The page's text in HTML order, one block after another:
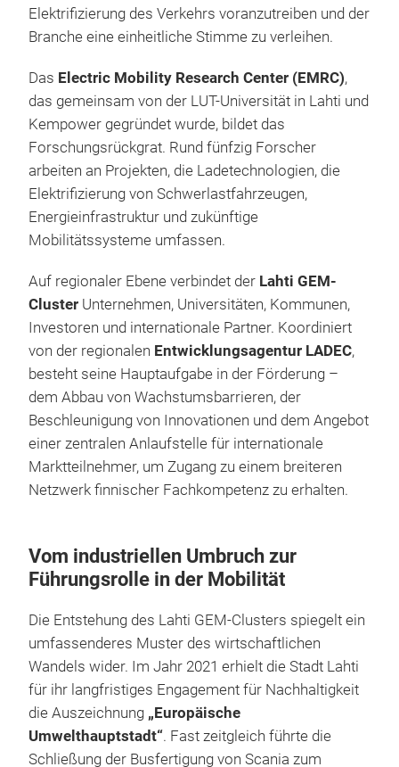
Elektrifizierung des Verkehrs voranzutreiben und der
Branche eine einheitliche Stimme zu verleihen.
Das Electric Mobility Research Center (EMRC),
das gemeinsam von der LUT-Universität in Lahti und
Kempower gegründet wurde, bildet das
Forschungsrückgrat. Rund fünfzig Forscher
arbeiten an Projekten, die Ladetechnologien, die
Elektrifizierung von Schwerlastfahrzeugen,
Energieinfrastruktur und zukünftige
Mobilitätssysteme umfassen.
Auf regionaler Ebene verbindet der Lahti GEM-
Cluster Unternehmen, Universitäten, Kommunen,
Investoren und internationale Partner. Koordiniert
von der regionalen Entwicklungsagentur LADEC,
besteht seine Hauptaufgabe in der Förderung –
dem Abbau von Wachstumsbarrieren, der
Beschleunigung von Innovationen und dem Angebot
einer zentralen Anlaufstelle für internationale
Marktteilnehmer, um Zugang zu einem breiteren
Netzwerk finnischer Fachkompetenz zu erhalten.
Vom industriellen Umbruch zur
Führungsrolle in der Mobilität
Die Entstehung des Lahti GEM-Clusters spiegelt ein
umfassenderes Muster des wirtschaftlichen
Wandels wider. Im Jahr 2021 erhielt die Stadt Lahti
für ihr langfristiges Engagement für Nachhaltigkeit
die Auszeichnung „Europäische
Umwelthauptstadt“. Fast zeitgleich führte die
Schließung der Busfertigung von Scania zum